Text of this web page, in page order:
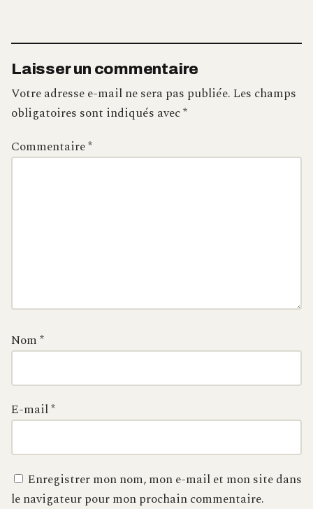
Laisser un commentaire
Votre adresse e-mail ne sera pas publiée.Les champs
obligatoires sont indiqués avec*
Commentaire*
Nom*
E-mail*
Enregistrer mon nom, mon e-mail et mon site dans
le navigateur pour mon prochain commentaire.